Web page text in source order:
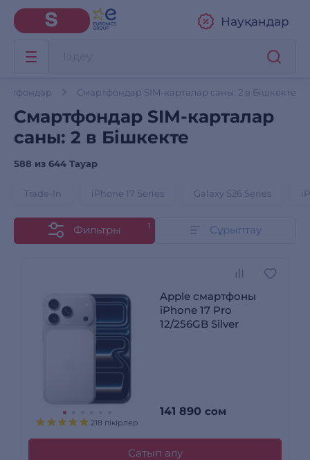
Науқандар
Смартфондар SIM-карталар саны: 2 в Бішкекте
Смартфондар SIM-карталар
саны: 2 в Бішкекте
588 из 644 Тауар
Trade-In iPhone 17 Series Galaxy S26 Series
Фильтры 1 Сұрыптау
218 пікірлер
Apple смартфоны
iPhone 17 Pro
12/256GB Silver
141 890 сом
Сатып алу